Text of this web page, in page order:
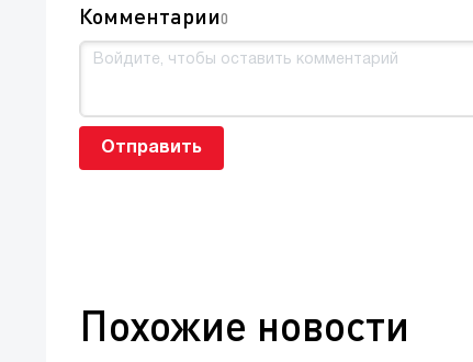
Комментарии0
Отправить
Похожие новости